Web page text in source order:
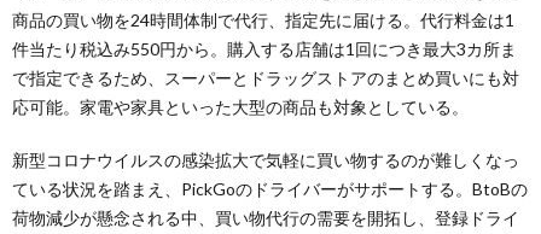
商品の買い物を24時間体制で代行、指定先に届ける。代行料金は1
件当たり税込み550円から。購入する店舗は1回につき最大3カ所ま
で指定できるため、スーパーとドラッグストアのまとめ買いにも対
応可能。家電や家具といった大型の商品も対象としている。
新型コロナウイルスの感染拡大で気軽に買い物するのが難しくなっ
ている状況を踏まえ、PickGoのドライバーがサポートする。BtoBの
荷物減少が懸念される中、買い物代行の需要を開拓し、登録ドライ